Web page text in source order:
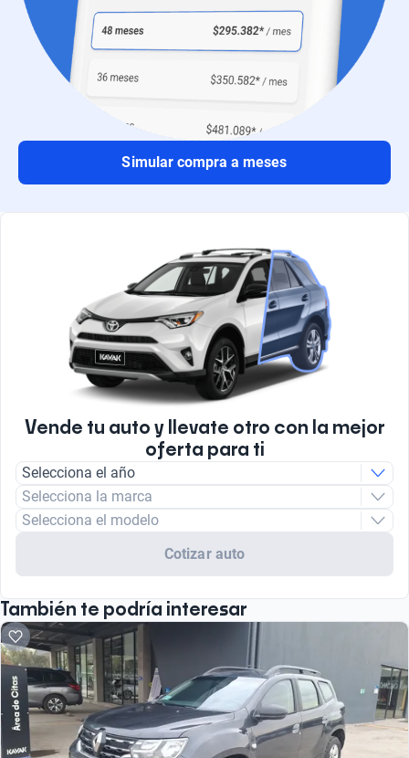
Simular compra a meses
Vende tu auto y llevate otro con la mejor
oferta para ti
Selecciona el año
Selecciona la marca
Selecciona el modelo
Cotizar auto
También te podría interesar